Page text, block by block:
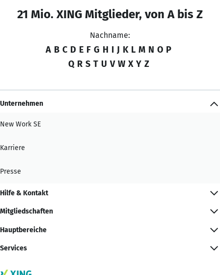
21 Mio. XING Mitglieder, von A bis Z
Nachname:
A B C D E F G H I J K L M N O P
Q R S T U V W X Y Z
Unternehmen
New Work SE
Karriere
Presse
Hilfe & Kontakt
Mitgliedschaften
Hauptbereiche
Services